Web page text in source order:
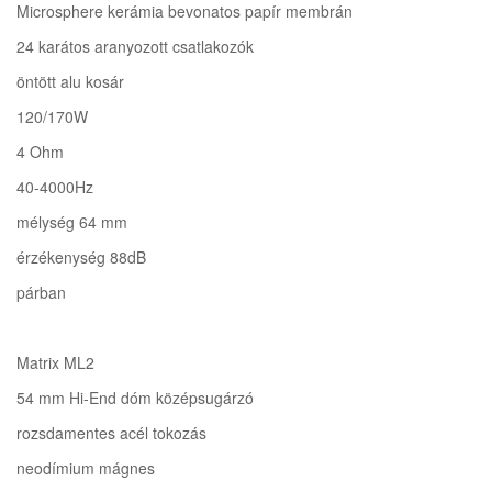
Microsphere kerámia bevonatos papír membrán
24 karátos aranyozott csatlakozók
öntött alu kosár
120/170W
4 Ohm
40-4000Hz
mélység 64 mm
érzékenység 88dB
párban
Matrix ML2
54 mm Hi-End dóm középsugárzó
rozsdamentes acél tokozás
neodímium mágnes